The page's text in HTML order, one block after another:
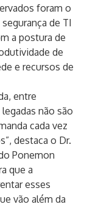
foram o
de TI
a postura de
de
e recursos de
entre
não são
cada vez
destaca o Dr.
Ponemon
que a
esses
vão além da